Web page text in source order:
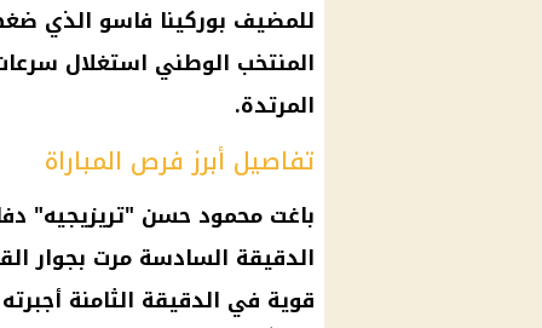
للمضيف بوركينا فاسو الذي
المنتخب الوطني استغلال
المرتدة.
تفاصيل أبرز فرص المباراة
باغت محمود حسن "تريزيجيه"
الدقيقة السادسة مرت بجوار
قوية في الدقيقة الثامنة